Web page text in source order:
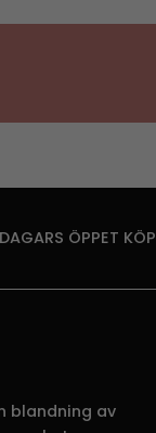
ÖPPET KÖP
blandning av